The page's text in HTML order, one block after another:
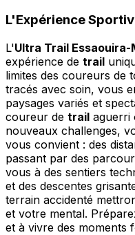
L'Expérience
L'Ultra Trail Essaouira-
expérience de trail
limites des coureurs de
tracés avec soin, vous
paysages variés et
coureur de trail aguerri
nouveaux challenges,
vous convient : des
passant par des
vous à des sentiers
et des descentes
terrain accidenté
et votre mental.
et à vivre des moments